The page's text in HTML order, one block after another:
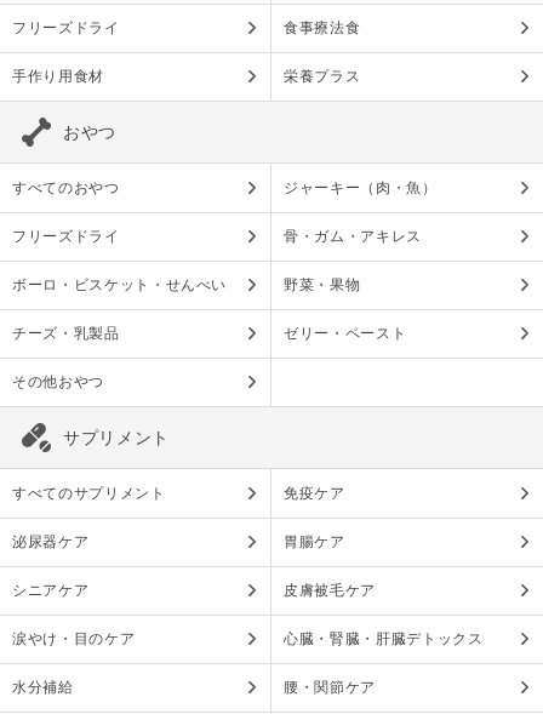
フリーズドライ 食事療法食
手作り用食材 栄養プラス
おやつ
すべてのおやつ ジャーキー（肉・魚）
フリーズドライ 骨・ガム・アキレス
ボーロ・ビスケット・せんべい 野菜・果物
チーズ・乳製品 ゼリー・ペースト
その他おやつ
サプリメント
すべてのサプリメント 免疫ケア
泌尿器ケア 胃腸ケア
シニアケア 皮膚被毛ケア
涙やけ・目のケア 心臓・腎臓・肝臓デトックス
水分補給 腰・関節ケア